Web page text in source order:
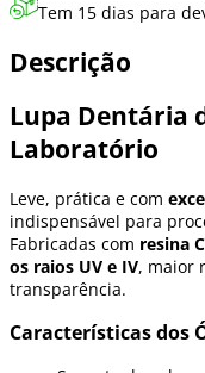
Tem 15 dias para
Descrição
Lupa Dentária
Laboratório
Leve, prática e com
indispensável para
Fabricadas com resina
os raios UV e IV, maior
transparência.
Características dos